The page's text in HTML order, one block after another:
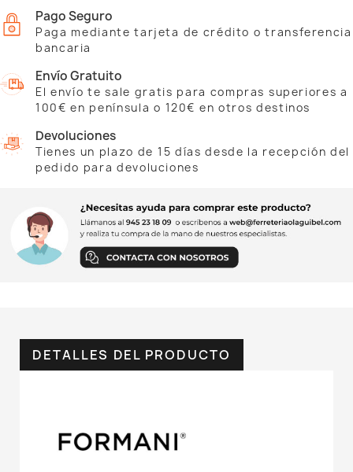
Pago Seguro
Paga mediante tarjeta de crédito o transferencia
bancaria
Envío Gratuito
El envío te sale gratis para compras superiores a
100€ en península o 120€ en otros destinos
Devoluciones
Tienes un plazo de 15 días desde la recepción del
pedido para devoluciones
DETALLES DEL PRODUCTO